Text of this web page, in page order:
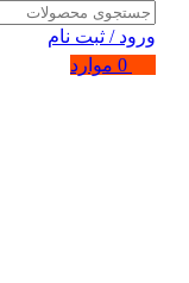
ورود / ثبت نام
0 موارد